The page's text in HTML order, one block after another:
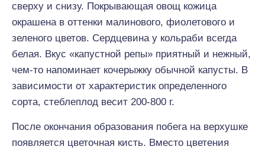
сверху и снизу. Покрывающая овощ кожица
окрашена в оттенки малинового, фиолетового и
зеленого цветов. Сердцевина у кольраби всегда
белая. Вкус «капустной репы» приятный и нежный,
чем-то напоминает кочерыжку обычной капусты. В
зависимости от характеристик определенного
сорта, стеблеплод весит 200-800 г.
После окончания образования побега на верхушке
появляется цветочная кисть. Вместо цветения